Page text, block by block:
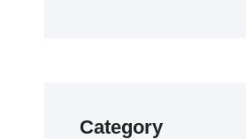
Category